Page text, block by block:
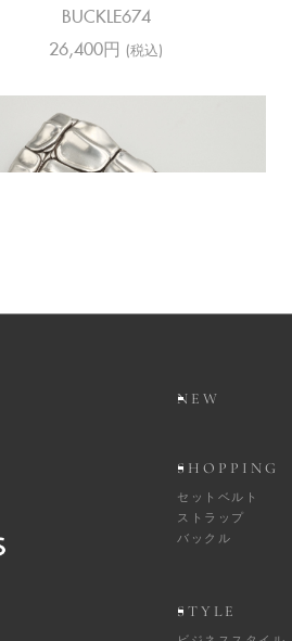
BUCKLE674
26,400円 (税込)
NEW
SHOPPING
セットベルト
ストラップ
バックル
STYLE